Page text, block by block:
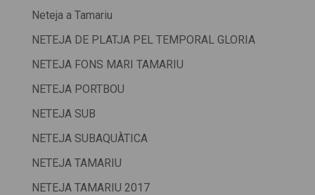
Neteja a Tamariu
NETEJA DE PLATJA PEL TEMPORAL GLORIA
NETEJA FONS MARI TAMARIU
NETEJA PORTBOU
NETEJA SUB
NETEJA SUBAQUÀTICA
NETEJA TAMARIU
NETEJA TAMARIU 2017